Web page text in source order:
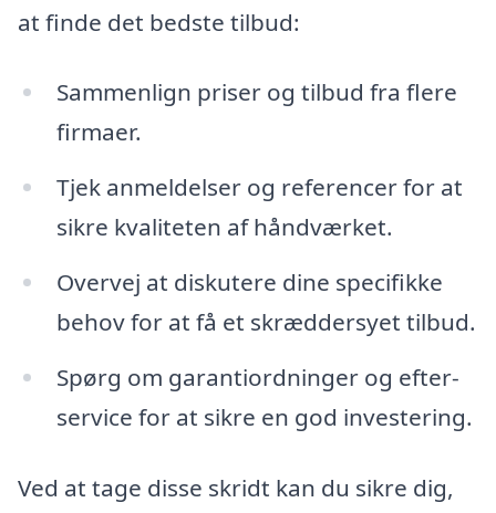
at finde det bedste tilbud:
Sammenlign priser og tilbud fra flere
firmaer.
Tjek anmeldelser og referencer for at
sikre kvaliteten af håndværket.
Overvej at diskutere dine specifikke
behov for at få et skræddersyet tilbud.
Spørg om garantiordninger og efter-
service for at sikre en god investering.
Ved at tage disse skridt kan du sikre dig,